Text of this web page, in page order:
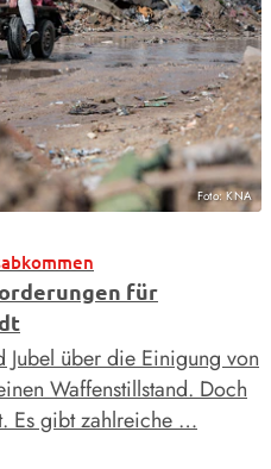
Foto: KNA
für
Jubel über die Einigung von
Waffenstillstand. Doch
Es gibt zahlreiche …